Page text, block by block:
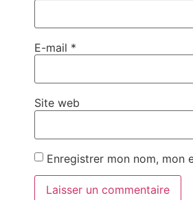
E-mail *
Site web
Enregistrer mon nom, mon